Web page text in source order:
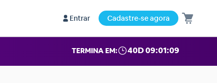
Entrar Cadastre-se agora
TERMINA EM: 40D 09:01:08